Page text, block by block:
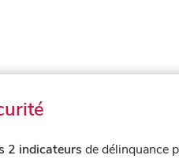
2 indicateurs de délinquance